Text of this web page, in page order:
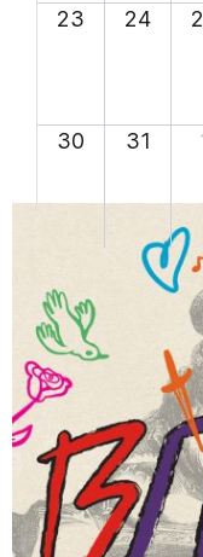
23 24
30 31